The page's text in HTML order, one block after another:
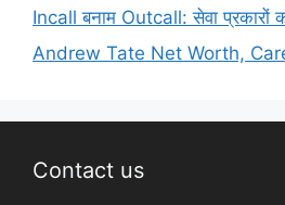
Incall बनाम Outcall: सेवा प्रकारों
Andrew Tate Net Worth,
Contact us